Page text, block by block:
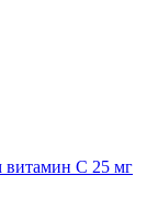
витамин С 25 мг